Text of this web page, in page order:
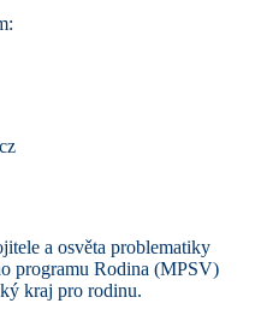
a osvěta problematiky
programu Rodina (MPSV)
kraj pro rodinu.